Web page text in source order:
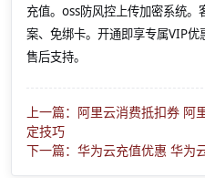
充值。oss防风控上传加密系统
案、免绑卡。开通即享专属VIP
售后支持。
上一篇：阿里云消费抵扣券
定技巧
下一篇：华为云充值优惠 华为